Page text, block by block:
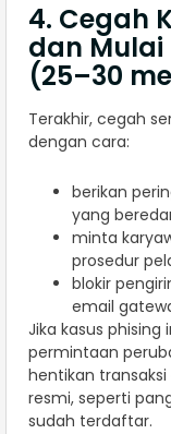
4. Cegah
dan Mulai
(25–30
Terakhir, cegah
dengan cara:
berikan
yang
minta
prosedur
blokir
email
Jika kasus
permintaan
hentikan
resmi, seperti
sudah terdaftar.